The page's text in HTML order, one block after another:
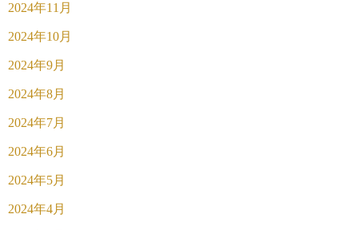
2024年11月
2024年10月
2024年9月
2024年8月
2024年7月
2024年6月
2024年5月
2024年4月